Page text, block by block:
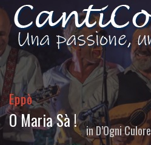
Eppò
O Maria Sà ! inD’Ogni Culore